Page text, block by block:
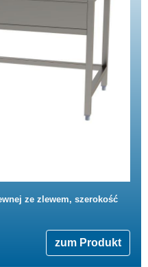
ze zlewem, szerokość
zum Produkt